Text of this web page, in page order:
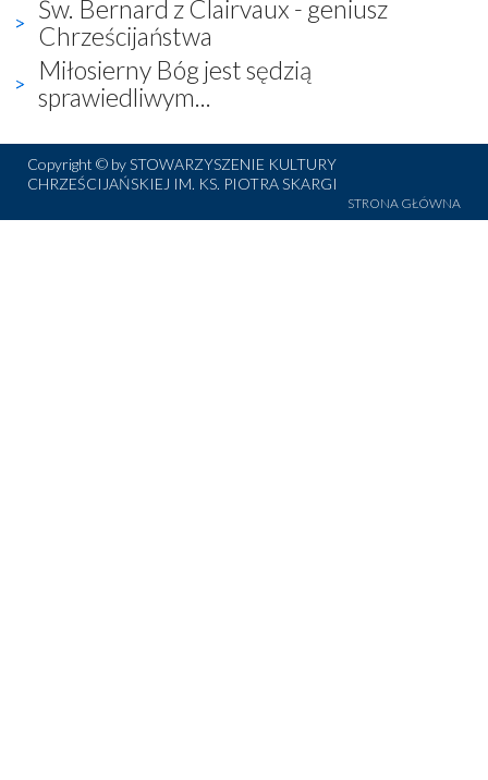
Św. Bernard z Clairvaux - geniusz
Chrześcijaństwa
Miłosierny Bóg jest sędzią
sprawiedliwym...
Copyright © by STOWARZYSZENIE KULTURY
CHRZEŚCIJAŃSKIEJ IM. KS. PIOTRA SKARGI
STRONA GŁÓWNA